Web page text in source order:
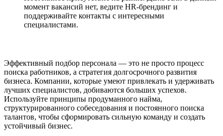
момент вакансий нет, ведите HR-брендинг и
поддерживайте контакты с интересными
специалистами.
Эффективный подбор персонала — это не просто процесс
поиска работников, а стратегия долгосрочного развития
бизнеса. Компании, которые умеют привлекать и удерживать
лучших специалистов, добиваются больших успехов.
Используйте принципы продуманного найма,
структурированного собеседования и постоянного поиска
талантов, чтобы сформировать сильную команду и создать
устойчивый бизнес.